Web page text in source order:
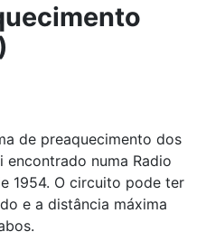
de preaquecimento dos
encontrado numa Radio
1954. O circuito pode ter
e a distância máxima